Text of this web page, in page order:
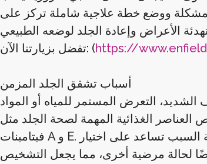
ووضع خطة علاجية شاملة تركز على
تفضل بزيارتنا الآن: (https://
أسباب تشقق الجلد المزمن
التعرض المستمر للمياه أو المواد
العناصر الغذائية المهمة لصحة الجلد مثل
فيتامينات A و E. يلجأ الطبيب إلى تقييم شامل للحالة لتحديد السبب الدقيق، لأن معرفة السبب تساعد على اختيار
لحالة مرضية أخرى، مما يجعل التشخيص